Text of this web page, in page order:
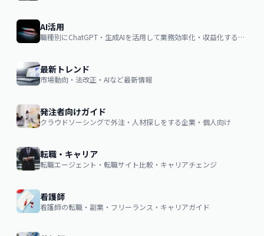
AI活用
職種別にChatGPT・生成AIを活用して業務効率化・収益化するノウハウ
最新トレンド
市場動向・法改正・AIなど最新情報
発注者向けガイド
クラウドソーシングで外注・人材探しをする企業・個人向け
転職・キャリア
転職エージェント・転職サイト比較・キャリアチェンジ
看護師
看護師の転職・副業・フリーランス・キャリアガイド